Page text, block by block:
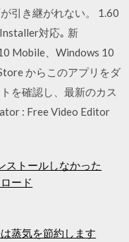
引き継がれない。 1.60
対応｡ 新
Mobile、Windows 10
からこのアプリをダ
を確認し、最新のカス
: Free Video Editor
ストールしなかった
ード
蒸気を節約します